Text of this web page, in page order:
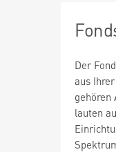
Der
aus
gehören
lauten